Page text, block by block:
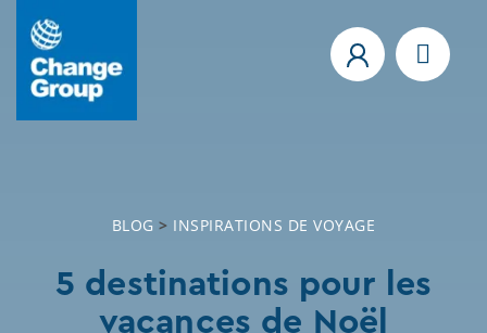
BLOG > INSPIRATIONS DE VOYAGE
5 destinations pour les
vacances de Noël